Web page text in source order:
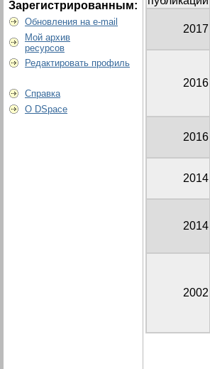
Зарегистрированным:
Обновления на e-mail
Мой архив
ресурсов
Редактировать профиль
Справка
О DSpace
2017
2016
2016
2014
2014
2002